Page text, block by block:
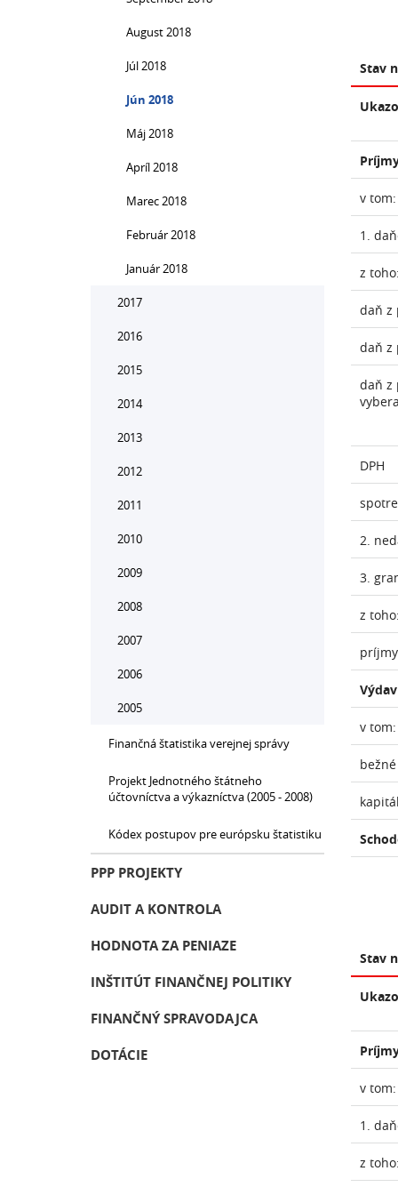
Stav
v tom:
1.
z
daň z
daň z
daň z
DPH
2.
3.
z
v tom:
Stav
v tom:
1.
z
August 2018
Júl 2018
Jún 2018
Máj 2018
Apríl 2018
Marec 2018
Február 2018
Január 2018
2017
2016
2015
2014
2013
2012
2011
2010
2009
2008
2007
2006
2005
Finančná štatistika verejnej správy
Projekt Jednotného štátneho
účtovníctva a výkazníctva (2005 - 2008)
Kódex postupov pre európsku štatistiku
PPP PROJEKTY
AUDIT A KONTROLA
HODNOTA ZA PENIAZE
INŠTITÚT FINANČNEJ POLITIKY
FINANČNÝ SPRAVODAJCA
DOTÁCIE